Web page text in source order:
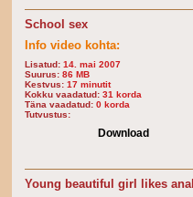
School sex
Info video kohta:
Lisatud: 14. mai 2007
Suurus: 86 MB
Kestvus: 17 minutit
Kokku vaadatud: 31 korda
Täna vaadatud: 0 korda
Tutvustus:
Download
Young beautiful girl likes